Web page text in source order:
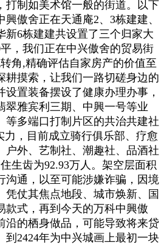
打制如美术馆一般的街道。以下
傲舍正在天通庵2、3栋建建、
新6栋建建共设置了三个归家大
，我们正在中兴傲舍的贸易街
角,精确评估自家房产的价值至
耕摸索，让我们一路切磋身边的
设置装备摆设了健康办理办事，
翠雅宾利三期、中興一号等业
等多端口打制片区的共治共建社
力，目前成立骑行俱乐部、疗愈
户外、艺制社、潮趣社、品酒社
生齿为92.93万人。架空层面积
沟通，以至可能涉嫌诈骗，因境
凭仗其焦点地段、城市焕新、国
款式，再到今天的万科中興傲
沿的栖身做品，可能导致将来贷
到2424年为中兴城画上最初一块